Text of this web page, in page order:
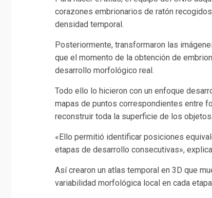
corazones embrionarios de ratón
densidad temporal.
Posteriormente, transformaron las
que el momento de la obtención de
desarrollo morfológico real.
Todo ello lo hicieron con un enfoque
mapas de puntos correspondientes entre
reconstruir toda la superficie de los objetos.
«Ello permitió identificar posiciones
etapas de desarrollo consecutivas»,
Así crearon un atlas temporal en 3D que
variabilidad morfológica local en cada